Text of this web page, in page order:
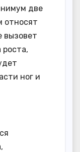
две
относят
вызовет
роста,
ног и